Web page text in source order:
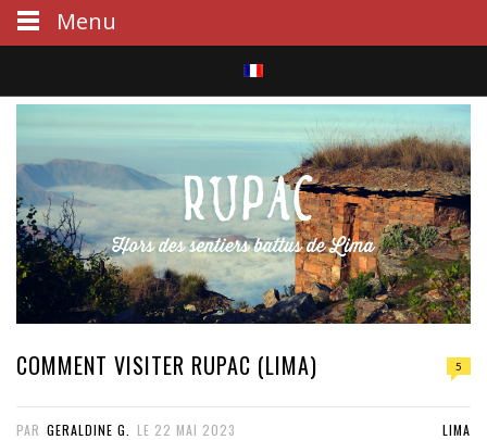
S
e
a
r
c
h
COMMENT VISITER RUPAC (LIMA) 5
PAR GERALDINE G. LE 22 MAI 2023 LIMA
Menu